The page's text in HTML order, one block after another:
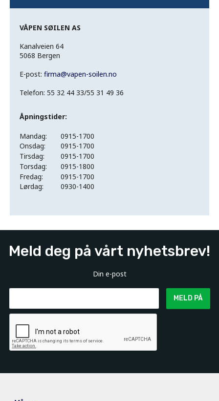
VÅPEN SØILEN AS
Kanalveien 64
5068 Bergen
E-post: firma@vapen-soilen.no
Telefon: 55 32 44 33/55 31 49 36
Åpningstider:
Mandag:
0915-1700
Onsdag:
0915-1700
Tirsdag:
0915-1700
Torsdag:
0915-1800
Fredag:
0915-1700
Lørdag:
0930-1400
Meld deg på vårt nyhetsbrev!
Din e-post
MELD PÅ